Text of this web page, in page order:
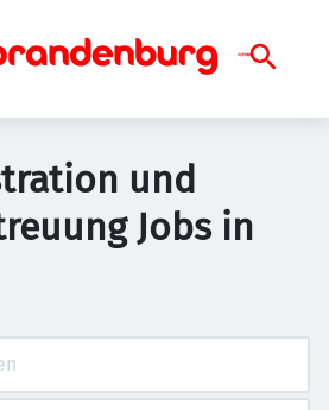
und
Jobs in